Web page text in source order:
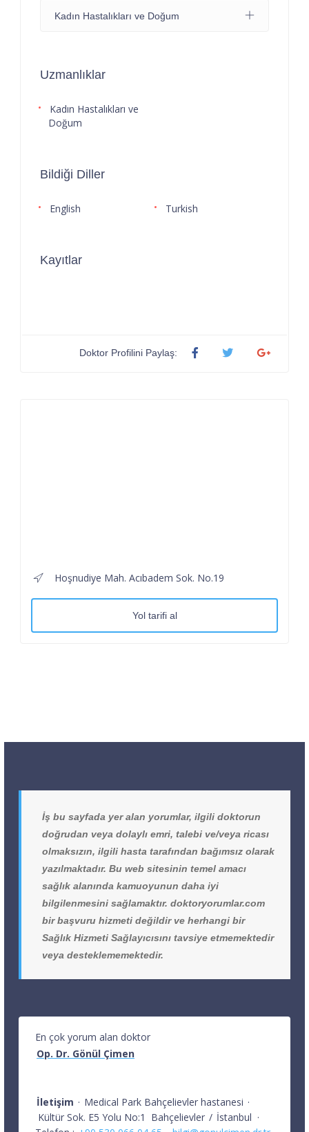
Kadın Hastalıkları ve Doğum
Uzmanlıklar
Kadın Hastalıkları ve
Doğum
Bildiği Diller
English Turkish
Kayıtlar
Doktor Profilini Paylaş:
Hoşnudiye Mah. Acıbadem Sok. No.19
Yol tarifi al
İş bu sayfada yer alan yorumlar, ilgili doktorun
doğrudan veya dolaylı emri, talebi ve/veya ricası
olmaksızın, ilgili hasta tarafından bağımsız olarak
yazılmaktadır. Bu web sitesinin temel amacı
sağlık alanında kamuoyunun daha iyi
bilgilenmesini sağlamaktır. doktoryorumlar.com
bir başvuru hizmeti değildir ve herhangi bir
Sağlık Hizmeti Sağlayıcısını tavsiye etmemektedir
veya desteklememektedir.
En çok yorum alan doktor
Op. Dr. Gönül Çimen
İletişim · Medical Park Bahçelievler hastanesi ·
Kültür Sok. E5 Yolu No:1
Bahçelievler / İstanbul ·